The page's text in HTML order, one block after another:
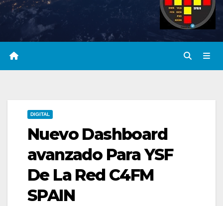
DIGITAL
Nuevo Dashboard
avanzado Para YSF
De La Red C4FM
SPAIN